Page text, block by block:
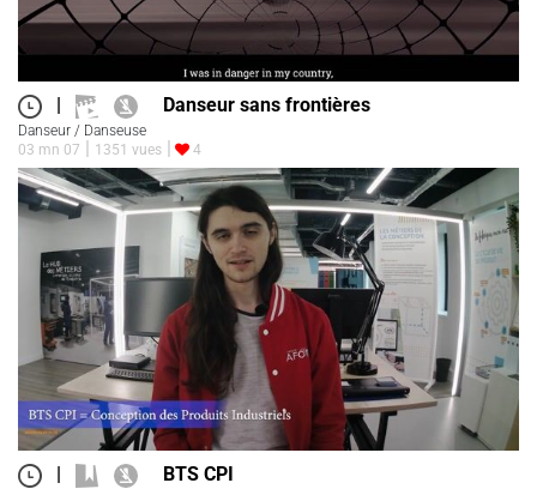
Danseur sans frontières
Danseur / Danseuse
03 mn 07
1351 vues 4
| BTS CPI